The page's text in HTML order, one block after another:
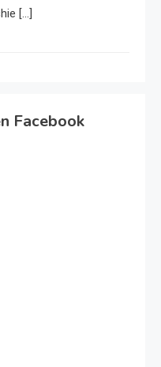
[…]
Facebook